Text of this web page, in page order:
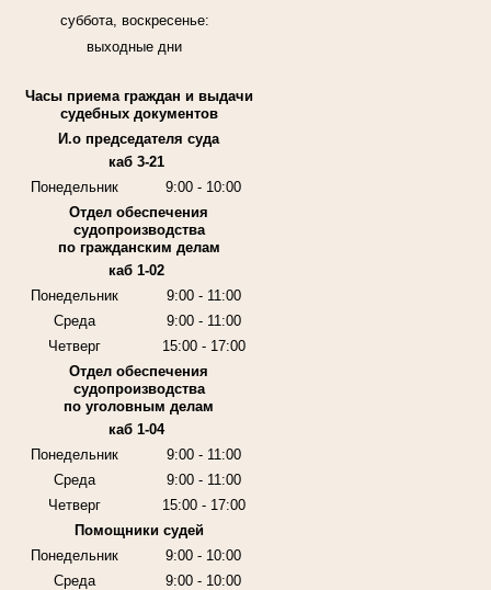
суббота, воскресенье:
выходные дни
Часы приема граждан и выдачи
судебных документов
И.о председателя суда
каб 3-21
Понедельник
9:00 - 10:00
Отдел обеспечения
судопроизводства
по гражданским делам
каб 1-02
Понедельник
9:00 - 11:00
Среда
9:00 - 11:00
Четверг
15:00 - 17:00
Отдел обеспечения
судопроизводства
по уголовным делам
каб 1-04
Понедельник
9:00 - 11:00
Среда
9:00 - 11:00
Четверг
15:00 - 17:00
Помощники судей
Понедельник
9:00 - 10:00
Среда
9:00 - 10:00